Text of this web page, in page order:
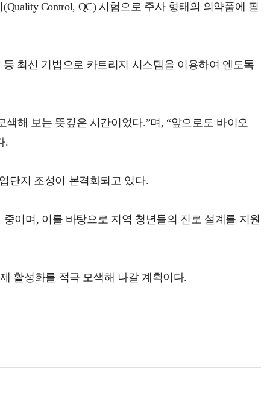
Control, QC) 시험으로 주사 형태의 의약품에 필
등 최신 기법으로 카트리지 시스템을 이용하여 엔도톡
해 보는 뜻깊은 시간이었다.”며, “앞으로도 바이오
.
단지 조성이 본격화되고 있다.
이며, 이를 바탕으로 지역 청년들의 진로 설계를 지원
활성화를 적극 모색해 나갈 계획이다.